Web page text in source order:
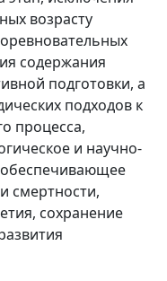
возрасту
содержания
подготовки, а
подходов к
процесса,
и научно-
смертности,
сохранение